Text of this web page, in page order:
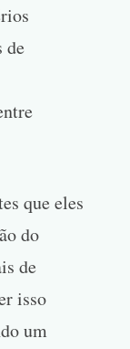
de
que eles
do
de
isso
um